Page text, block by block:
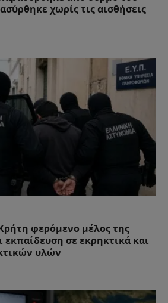
χωρίς τις αισθήσεις
φερόμενο μέλος της
εκπαίδευση σε εκρηκτικά και
υλών